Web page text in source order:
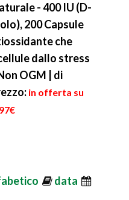
- 400 IU (D-
200 Capsule
che
dallo stress
OGM | di
in offerta su
data